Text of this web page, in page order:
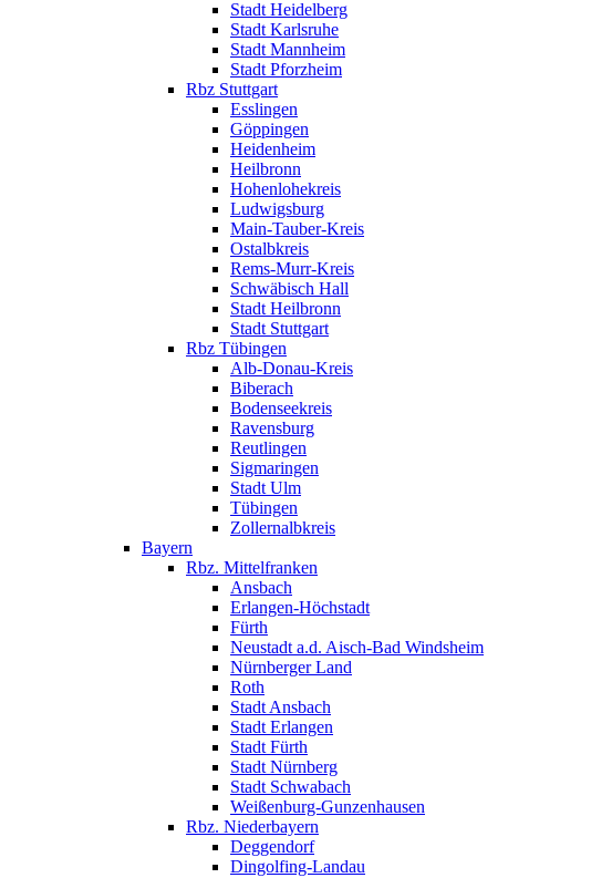
Stadt Heidelberg
Stadt Karlsruhe
Stadt Mannheim
Stadt Pforzheim
Rbz Stuttgart
Esslingen
Göppingen
Heidenheim
Heilbronn
Hohenlohekreis
Ludwigsburg
Main-Tauber-Kreis
Ostalbkreis
Rems-Murr-Kreis
Schwäbisch Hall
Stadt Heilbronn
Stadt Stuttgart
Rbz Tübingen
Alb-Donau-Kreis
Biberach
Bodenseekreis
Ravensburg
Reutlingen
Sigmaringen
Stadt Ulm
Tübingen
Zollernalbkreis
Bayern
Rbz. Mittelfranken
Ansbach
Erlangen-Höchstadt
Fürth
Neustadt a.d. Aisch-Bad Windsheim
Nürnberger Land
Roth
Stadt Ansbach
Stadt Erlangen
Stadt Fürth
Stadt Nürnberg
Stadt Schwabach
Weißenburg-Gunzenhausen
Rbz. Niederbayern
Deggendorf
Dingolfing-Landau